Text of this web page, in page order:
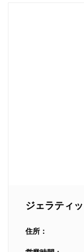
ジェラティ
住所：